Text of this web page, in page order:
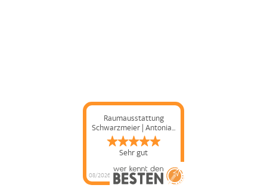
Raumausstattung
Schwarzmeier | Antonia...
Sehr gut
08/2026